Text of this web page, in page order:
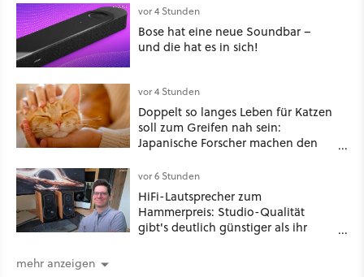
vor 4 Stunden
Bose hat eine neue Soundbar –
und die hat es in sich!
vor 4 Stunden
Doppelt so langes Leben für Katzen
soll zum Greifen nah sein:
Japanische Forscher machen den
wahr, doch über 1.200 Kommentare
zeigen, dass es nicht so einfach ist
vor 6 Stunden
HiFi-Lautsprecher zum
Hammerpreis: Studio-Qualität
gibt's deutlich günstiger als ihr
mehr anzeigen